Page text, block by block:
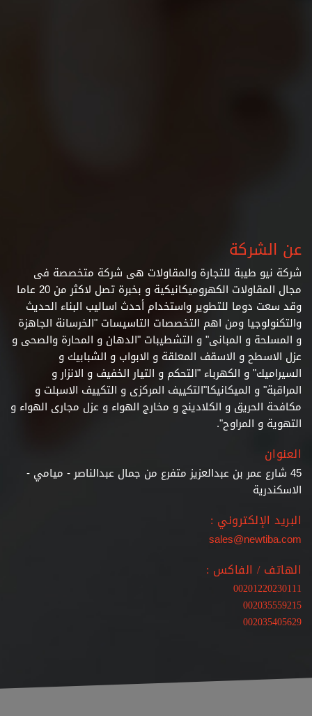
عن الشركة
شركة نيو طيبة للتجارة والمقاولات هى شركة متخصصة فى
مجال المقاولات الكهروميكانيكية و بخبرة تصل لاكثر من 20 عاما
وقد سعت دوما للتطوير واستخدام أحدث اساليب البناء الحديث
والتكنولوجيا ومن اهم التخصصات التاسيسات "الخرسانة الجاهزة
و المسلحة و المبانى" و التشطيبات "الدهان و المحارة والصحى و
عزل الاسطح و الاسقف المعلقة و الابواب و الشبابيك و
السيراميك" و الكهرباء "التحكم و التيار الخفيف و الانزار و
المراقبة" و الميكانيكا"التكييف المركزى و التكييف الاسبلت و
مكافحة الحريق و الكلادينج و مخارج الهواء و عزل مجارى الهواء و
التهوية و المراوح".
العنوان
45 شارع عمر بن عبدالعزيز متفرع من جمال عبدالناصر - ميامي -
الاسكندرية
البريد الإلكتروني :
sales@newtiba.com
الهاتف / الفاكس :
00201220230111
002035559215
002035405629